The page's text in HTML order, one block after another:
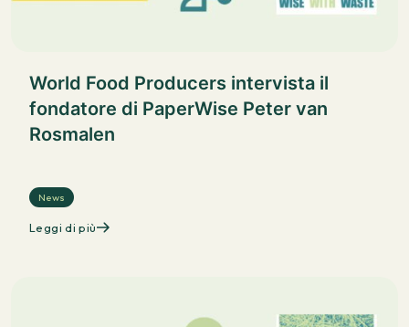
World Food Producers intervista il
fondatore di PaperWise Peter van
Rosmalen
News
Leggi di più